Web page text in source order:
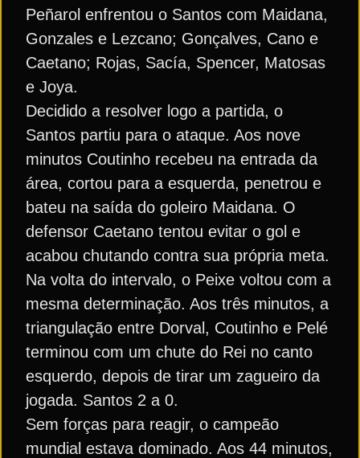
Peñarol enfrentou o Santos com Maidana,
Gonzales e Lezcano; Gonçalves, Cano e
Caetano; Rojas, Sacía, Spencer, Matosas
e Joya.
Decidido a resolver logo a partida, o
Santos partiu para o ataque. Aos nove
minutos Coutinho recebeu na entrada da
área, cortou para a esquerda, penetrou e
bateu na saída do goleiro Maidana. O
defensor Caetano tentou evitar o gol e
acabou chutando contra sua própria meta.
Na volta do intervalo, o Peixe voltou com a
mesma determinação. Aos três minutos, a
triangulação entre Dorval, Coutinho e Pelé
terminou com um chute do Rei no canto
esquerdo, depois de tirar um zagueiro da
jogada. Santos 2 a 0.
Sem forças para reagir, o campeão
mundial estava dominado. Aos 44 minutos,